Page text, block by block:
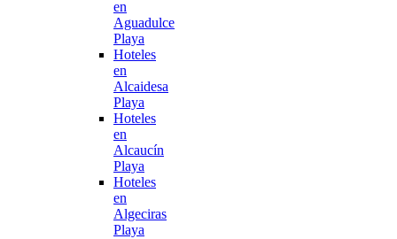
en
Aguadulce
Playa
Hoteles
en
Alcaidesa
Playa
Hoteles
en
Alcaucín
Playa
Hoteles
en
Algeciras
Playa